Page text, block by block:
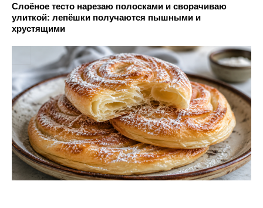
Слоёное тесто нарезаю полосками и сворачиваю
улиткой: лепёшки получаются пышными и
хрустящими